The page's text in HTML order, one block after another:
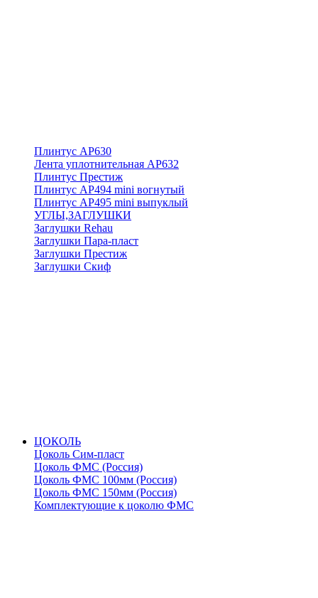
Плинтус АР630
Лента уплотнительная АР632
Плинтус Престиж
Плинтус АР494 mini вогнутый
Плинтус АР495 mini выпуклый
УГЛЫ,ЗАГЛУШКИ
Заглушки Rehau
Заглушки Пара-пласт
Заглушки Престиж
Заглушки Скиф
ЦОКОЛЬ
Цоколь Сим-пласт
Цоколь ФМС (Россия)
Цоколь ФМС 100мм (Россия)
Цоколь ФМС 150мм (Россия)
Комплектующие к цоколю ФМС